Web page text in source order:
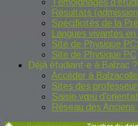
Résultats
Spécificités de la
Langues vivantes
Site de Physique
Site de Physique PC
Déjà étudiant·e à Balzac ?
Accéder à
Sites des
Saisie vœu
Réseau des Anciens